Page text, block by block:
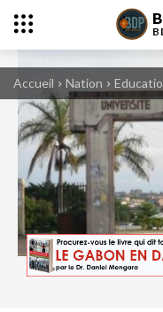
Accueil Nation